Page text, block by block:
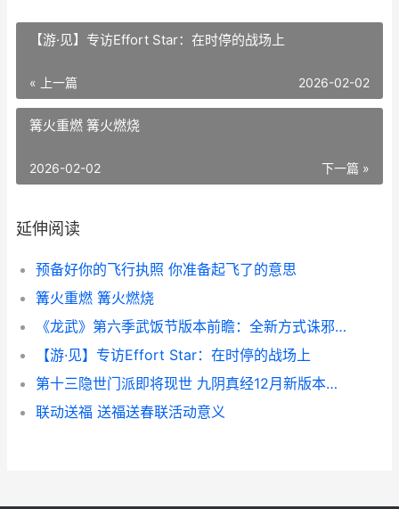
【游·见】专访Effort Star：在时停的战场上
« 上一篇 2026-02-02
篝火重燃 篝火燃烧
下一篇 »
2026-02-02
延伸阅读
预备好你的飞行执照 你准备起飞了的意思
篝火重燃 篝火燃烧
《龙武》第六季武饭节版本前瞻：全新方式诛邪秘境来袭 龙武新版
【游·见】专访Effort Star：在时停的战场上
第十三隐世门派即将现世 九阴真经12月新版本前瞻
联动送福 送福送春联活动意义